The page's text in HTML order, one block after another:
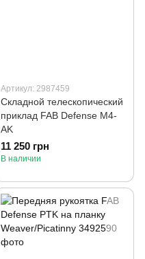
Артикул: 2987459
Складной телескопический
приклад FAB Defense M4-
AK
11 250 грн
В наличии